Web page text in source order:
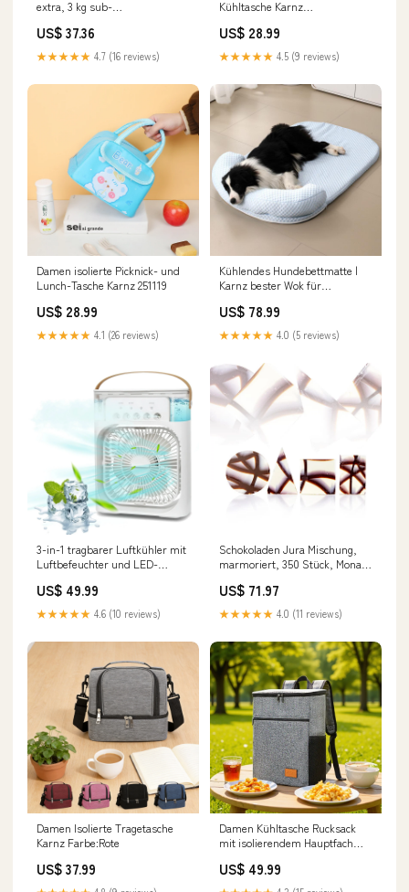
extra, 3 kg sub-
US$ 37.36
★★★★★ 4.7 (16 reviews)
Kühltasche Karnz
US$ 28.99
★★★★★ 4.5 (9 reviews)
Damen isolierte Picknick- und
Lunch-Tasche Karnz 251119
US$ 28.99
★★★★★ 4.1 (26 reviews)
Kühlendes Hundebettmatte |
Karnz bester Wok für
US$ 78.99
★★★★★ 4.0 (5 reviews)
3-in-1 tragbarer Luftkühler mit
Luftbefeuchter und LED-
Farbe:Grün
US$ 49.99
★★★★★ 4.6 (10 reviews)
Schokoladen Jura Mischung,
marmoriert, 350 Stück, Mona
spezialitaeten
US$ 71.97
★★★★★ 4.0 (11 reviews)
Damen Isolierte Tragetasche
Karnz Farbe:Rote
US$ 37.99
Damen Kühltasche Rucksack
mit isolierendem Hauptfach
BL+15858441978201
US$ 49.99